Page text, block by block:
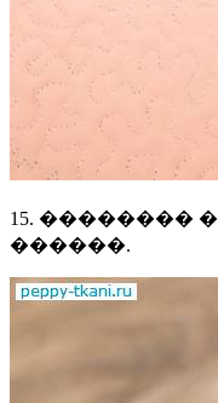
15. ��������
������.